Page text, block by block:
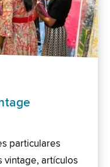
particulares
vintage, artículos